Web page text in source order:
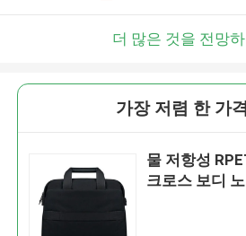
더 많은 것을 전망
가장 저렴 한 가
물 저항성
크로스 보디